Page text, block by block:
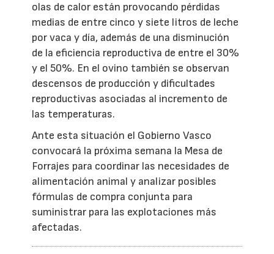
olas de calor están provocando pérdidas
medias de entre cinco y siete litros de leche
por vaca y día, además de una disminución
de la eficiencia reproductiva de entre el 30%
y el 50%. En el ovino también se observan
descensos de producción y dificultades
reproductivas asociadas al incremento de
las temperaturas.
Ante esta situación el Gobierno Vasco
convocará la próxima semana la Mesa de
Forrajes para coordinar las necesidades de
alimentación animal y analizar posibles
fórmulas de compra conjunta para
suministrar para las explotaciones más
afectadas.